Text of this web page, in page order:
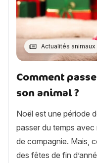
Actualités animaux
Comment
son animal ?
Noël est une période
passer du temps
de compagnie. Mais,
des fêtes de fin